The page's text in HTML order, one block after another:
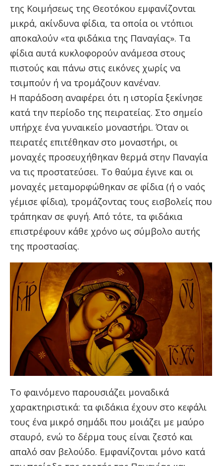
της Κοιμήσεως της Θεοτόκου εμφανίζονται
μικρά, ακίνδυνα φίδια, τα οποία οι ντόπιοι
αποκαλούν «τα φιδάκια της Παναγίας». Τα
φίδια αυτά κυκλοφορούν ανάμεσα στους
πιστούς και πάνω στις εικόνες χωρίς να
τσιμπούν ή να τρομάζουν κανέναν.
Η παράδοση αναφέρει ότι η ιστορία ξεκίνησε
κατά την περίοδο της πειρατείας. Στο σημείο
υπήρχε ένα γυναικείο μοναστήρι. Όταν οι
πειρατές επιτέθηκαν στο μοναστήρι, οι
μοναχές προσευχήθηκαν θερμά στην Παναγία
να τις προστατεύσει. Το θαύμα έγινε και οι
μοναχές μεταμορφώθηκαν σε φίδια (ή ο ναός
γέμισε φίδια), τρομάζοντας τους εισβολείς που
τράπηκαν σε φυγή. Από τότε, τα φιδάκια
επιστρέφουν κάθε χρόνο ως σύμβολο αυτής
της προστασίας.
Το φαινόμενο παρουσιάζει μοναδικά
χαρακτηριστικά: τα φιδάκια έχουν στο κεφάλι
τους ένα μικρό σημάδι που μοιάζει με μαύρο
σταυρό, ενώ το δέρμα τους είναι ζεστό και
απαλό σαν βελούδο. Εμφανίζονται μόνο κατά